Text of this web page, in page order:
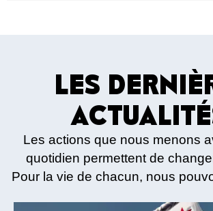
LES
Les actions que nous menons
quotidien permettent de
Pour la vie de chacun, nous